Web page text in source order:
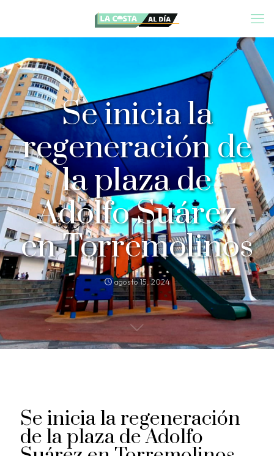
Se inicia la
regeneración de
la plaza de
Adolfo Suárez
en Torremolinos
agosto 15, 2024
Se inicia la regeneración
de la plaza de Adolfo